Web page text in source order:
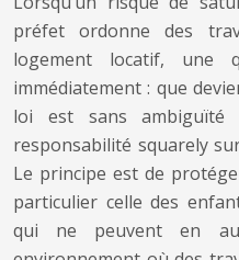
préfet ordonne des
logement locatif, une
immédiatement : que
loi est sans
responsabilité squarely
Le principe est de
particulier celle des
qui ne peuvent en